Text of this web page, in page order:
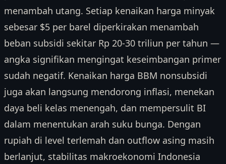
menambah utang. Setiap kenaikan harga minyak
sebesar $5 per barel diperkirakan menambah
beban subsidi sekitar Rp 20-30 triliun per tahun —
angka signifikan mengingat keseimbangan primer
sudah negatif. Kenaikan harga BBM nonsubsidi
juga akan langsung mendorong inflasi, menekan
daya beli kelas menengah, dan mempersulit BI
dalam menentukan arah suku bunga. Dengan
rupiah di level terlemah dan outflow asing masih
berlanjut, stabilitas makroekonomi Indonesia